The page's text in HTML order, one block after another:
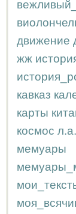
движение
жж
кавказ
карты
космос л.а.
мемуары